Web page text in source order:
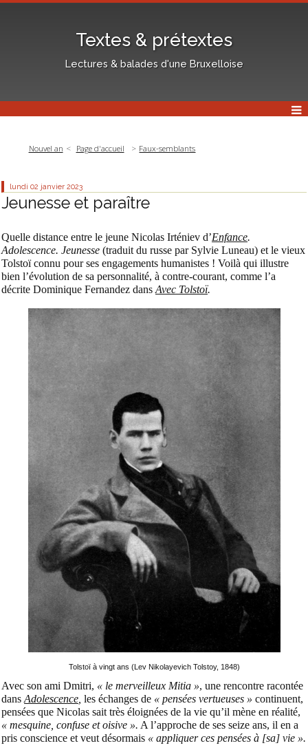
Textes & prétextes
Lectures & balades d'une Bruxelloise
Nouvel an Page d'accueil Faux-semblants
lundi 02 janvier 2023
Jeunesse et paraître
Quelle distance entre le jeune Nicolas Irténiev d’Enfance.
Adolescence. Jeunesse (traduit du russe par Sylvie Luneau) et le vieux
Tolstoï connu pour ses engagements humanistes ! Voilà qui illustre
bien l’évolution de sa personnalité, à contre-courant, comme l’a
décrite Dominique Fernandez dans Avec Tolstoï.
Tolstoï à vingt ans (Lev Nikolayevich Tolstoy, 1848)
Avec son ami Dmitri, « le merveilleux Mitia », une rencontre racontée
dans Adolescence les échanges de « pensées vertueuses » continuent,
pensées que Nicolas sait très éloignées de la vie qu’il mène en réalité,
« mesquine, confuse et oisive ». A l’approche de ses seize ans, il en a
pris conscience et veut désormais « appliquer ces pensées à [sa] vie ».